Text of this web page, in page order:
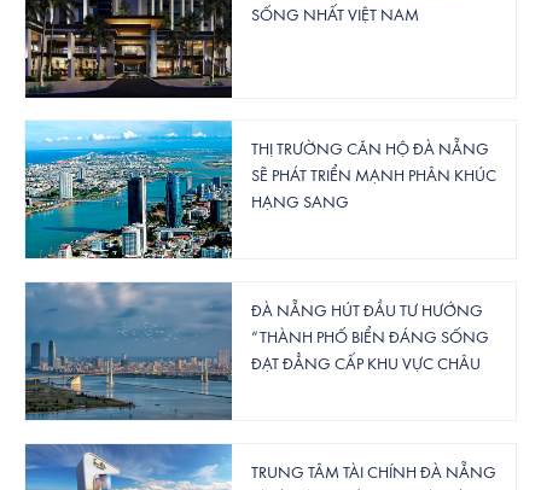
SỐNG NHẤT VIỆT NAM
THỊ TRƯỜNG CĂN HỘ ĐÀ NẴNG
SẼ PHÁT TRIỂN MẠNH PHÂN KHÚC
HẠNG SANG
ĐÀ NẴNG HÚT ĐẦU TƯ HƯỚNG
“THÀNH PHỐ BIỂN ĐÁNG SỐNG
ĐẠT ĐẲNG CẤP KHU VỰC CHÂU
TRUNG TÂM TÀI CHÍNH ĐÀ NẴNG